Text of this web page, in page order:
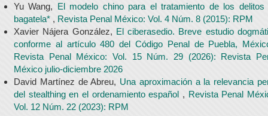
Yu Wang, El modelo chino para el tratamiento de los delitos
bagatela* , Revista Penal México: Vol. 4 Núm. 8 (2015): RPM
Xavier Nájera González, El ciberasedio. Breve estudio
conforme al artículo 480 del Código Penal de Puebla,
Revista Penal México: Vol. 15 Núm. 29 (2026): Revista
México julio-diciembre 2026
David Martínez de Abreu, Una aproximación a la relevancia
del stealthing en el ordenamiento español , Revista Penal
Vol. 12 Núm. 22 (2023): RPM